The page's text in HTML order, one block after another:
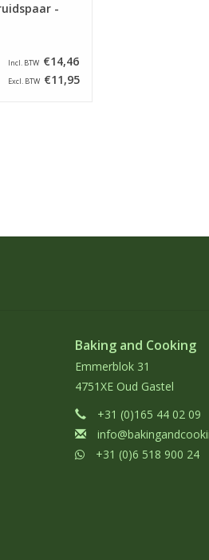
-
Incl. BTW €14,46
Excl. BTW €11,95
Baking and Cooking
Emmerblok 31
4751XE Oud Gastel
+31 (0)165 44 02 09
+31 (0)6 518 900 24